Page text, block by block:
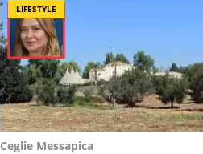
LIFESTYLE
Ceglie Messapica